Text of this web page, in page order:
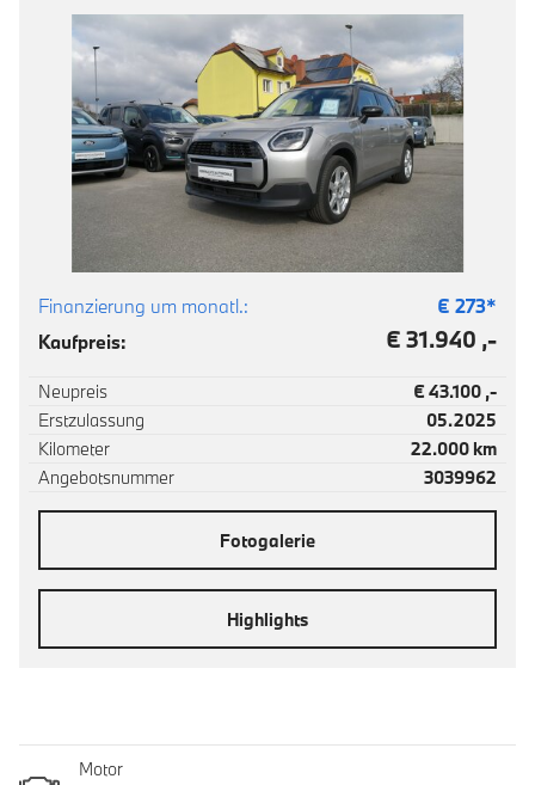
Finanzierung um monatl.: € 273*
Kaufpreis:
€ 31.940 ,-
Neupreis
€ 43.100 ,-
Erstzulassung
05.2025
Kilometer
22.000 km
Angebotsnummer
3039962
Fotogalerie
Highlights
Motor